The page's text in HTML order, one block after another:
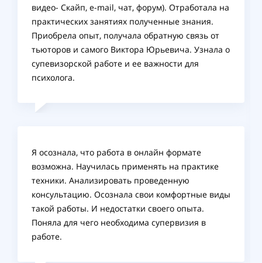
видео- Скайп, e-mail, чат, форум). Отработала на
практических занятиях полученные знания.
Приобрела опыт, получала обратную связь от
тьюторов и самого Виктора Юрьевича. Узнала о
супевизорской работе и ее важности для
психолога.
Я осознала, что работа в онлайн формате
возможна. Научилась применять на практике
техники. Анализировать проведенную
консультацию. Осознала свои комфортные виды
такой работы. И недостатки своего опыта.
Поняла для чего необходима супервизия в
работе.